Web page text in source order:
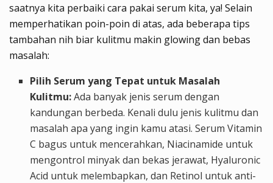
saatnya kita perbaiki cara pakai serum kita, ya! Selain
memperhatikan poin-poin di atas, ada beberapa tips
tambahan nih biar kulitmu makin glowing dan bebas
masalah:
Pilih Serum yang Tepat untuk Masalah
Kulitmu:Ada banyak jenis serum dengan
kandungan berbeda. Kenali dulu jenis kulitmu dan
masalah apa yang ingin kamu atasi. Serum Vitamin
C bagus untuk mencerahkan, Niacinamide untuk
mengontrol minyak dan bekas jerawat, Hyaluronic
Acid untuk melembapkan, dan Retinol untuk anti-